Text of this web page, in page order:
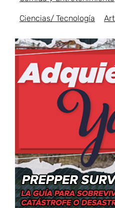
Ciencias/ Tecnología